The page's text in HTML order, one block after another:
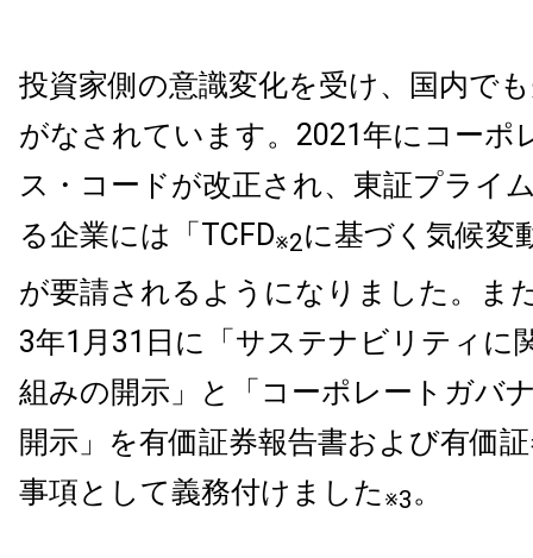
投資家側の意識変化を受け、国内で
がなされています。2021年にコーポ
ス・コードが改正され、東証プライ
る企業には「TCFD※2に基づく気候変
が要請されるようになりました。ま
3年1月31日に「サステナビリティに
組みの開示」と「コーポレートガバ
開示」を有価証券報告書および有価
事項として義務付けました ※3。